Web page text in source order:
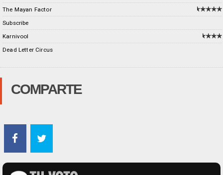
The Mayan Factor
Subscribe
Karnivool
Dead Letter Circus
COMPARTE